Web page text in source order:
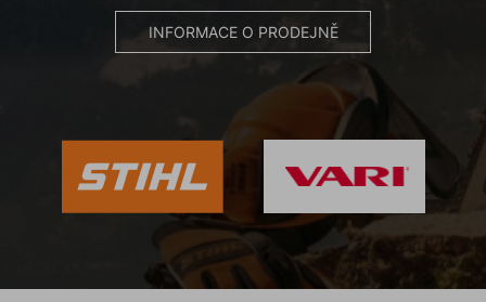
INFORMACE O PRODEJNĚ